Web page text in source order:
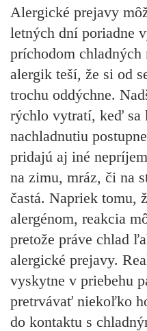
Alergické prejavy
letných dní poriadne
príchodom chladných
alergik teší, že si od
trochu oddýchne.
rýchlo vytratí, keď sa
nachladnutiu
pridajú aj iné
na zimu, mráz, či na
častá. Napriek tomu,
alergénom, reakcia
pretože práve chlad
alergické prejavy.
vyskytne v priebehu
pretrvávať niekoľko
do kontaktu s